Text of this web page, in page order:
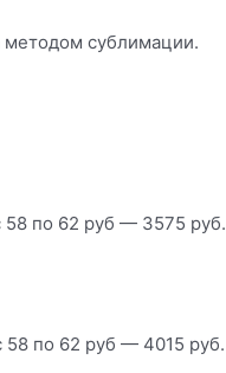
сублимации.
по 62 руб — 3575 руб.
по 62 руб — 4015 руб.